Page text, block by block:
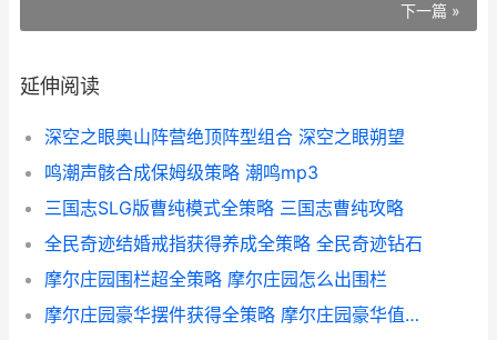
下一篇 »
延伸阅读
深空之眼奥山阵营绝顶阵型组合 深空之眼朔望
鸣潮声骸合成保姆级策略 潮鸣mp3
三国志SLG版曹纯模式全策略 三国志曹纯攻略
全民奇迹结婚戒指获得养成全策略 全民奇迹钻石
摩尔庄园围栏超全策略 摩尔庄园怎么出围栏
摩尔庄园豪华摆件获得全策略 摩尔庄园豪华值有用吗